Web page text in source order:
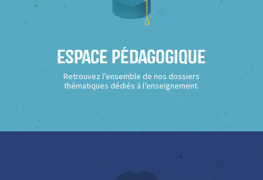
Espace Pédagogique
Retrouvez l’ensemble de nos dossiers
thématiques dédiés à l’enseignement.